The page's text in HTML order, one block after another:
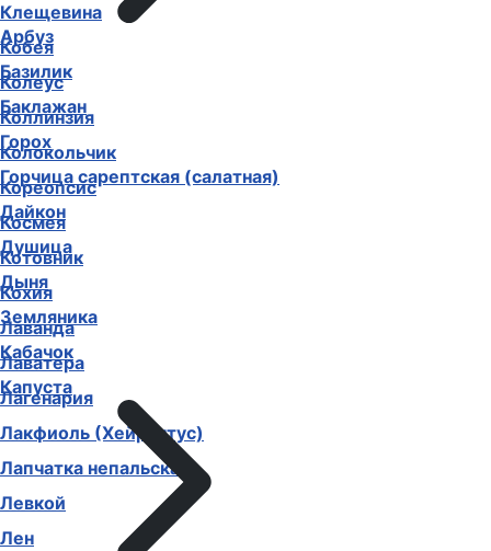
Клещевина
Кобея
Колеус
Коллинзия
Колокольчик
Кореопсис
Космея
Котовник
Кохия
Лаванда
Лаватера
Лагенария
Лакфиоль (Хейрантус)
Лапчатка непальская
Левкой
Лен
Арбуз
Базилик
Баклажан
Горох
Горчица сарептская (салатная)
Дайкон
Душица
Дыня
Земляника
Кабачок
Капуста